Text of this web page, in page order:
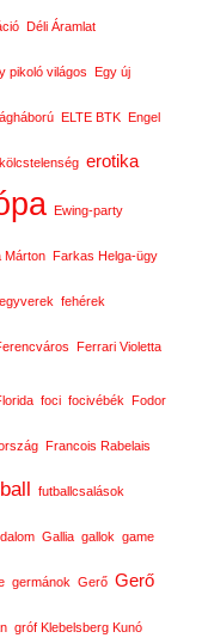
Déli Áramlat
pikoló világos Egy új
ELTE BTK Engel
erotika
Ewing-party
Márton Farkas Helga-ügy
fehérek
Ferrari Violetta
foci focivébék Fodor
Francois Rabelais
futballcsalások
Gallia gallok game
germánok Gerő Gerő
gróf Klebelsberg Kunó